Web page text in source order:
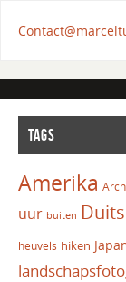
TAGS
Amerika
uur buiten
heuvels hiken